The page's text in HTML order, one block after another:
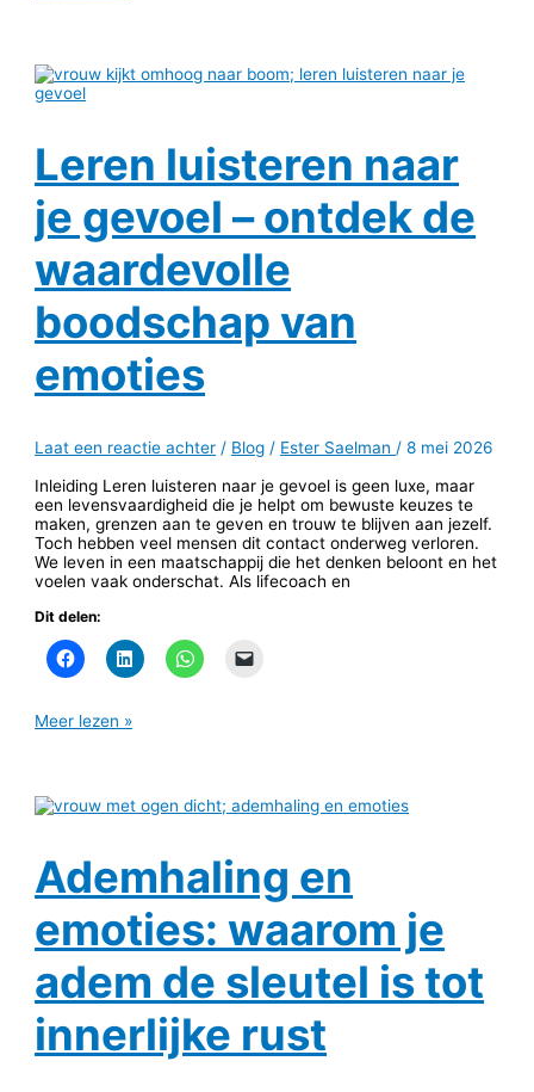
Leren luisteren naar
je gevoel – ontdek de
waardevolle
boodschap van
emoties
Laat een reactie achter / Blog / Ester Saelman /8 mei 2026
Inleiding Leren luisteren naar je gevoel is geen luxe, maar
een levensvaardigheid die je helpt om bewuste keuzes te
maken, grenzen aan te geven en trouw te blijven aan jezelf.
Toch hebben veel mensen dit contact onderweg verloren.
We leven in een maatschappij die het denken beloont en het
voelen vaak onderschat. Als lifecoach en
Dit delen:
Meer lezen »
Ademhaling en
emoties: waarom je
adem de sleutel is tot
innerlijke rust